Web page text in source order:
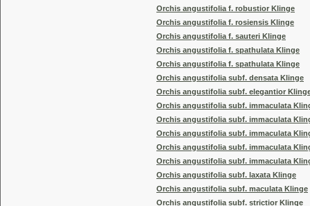
Orchis angustifolia f. robustior Klinge
Orchis angustifolia f. rosiensis Klinge
Orchis angustifolia f. sauteri Klinge
Orchis angustifolia f. spathulata Klinge
Orchis angustifolia f. spathulata Klinge
Orchis angustifolia subf. densata Klinge
Orchis angustifolia subf. elegantior
Orchis angustifolia subf. immaculata
Orchis angustifolia subf. immaculata
Orchis angustifolia subf. immaculata
Orchis angustifolia subf. immaculata
Orchis angustifolia subf. immaculata
Orchis angustifolia subf. laxata Klinge
Orchis angustifolia subf. maculata Klinge
Orchis angustifolia subf. strictior Klinge